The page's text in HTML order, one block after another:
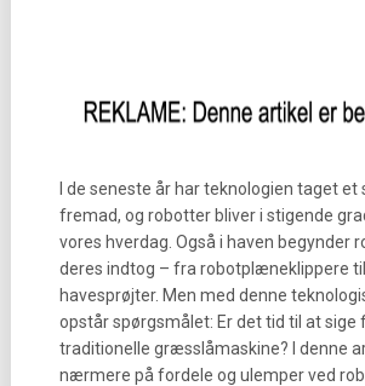
I de seneste år har teknologien taget et
fremad, og robotter bliver i stigende
vores hverdag. Også i haven begynder
deres indtog – fra robotplæneklippere
havesprøjter. Men med denne
opstår spørgsmålet: Er det tid til at sige
traditionelle græsslåmaskine? I denne
nærmere på fordele og ulemper ved